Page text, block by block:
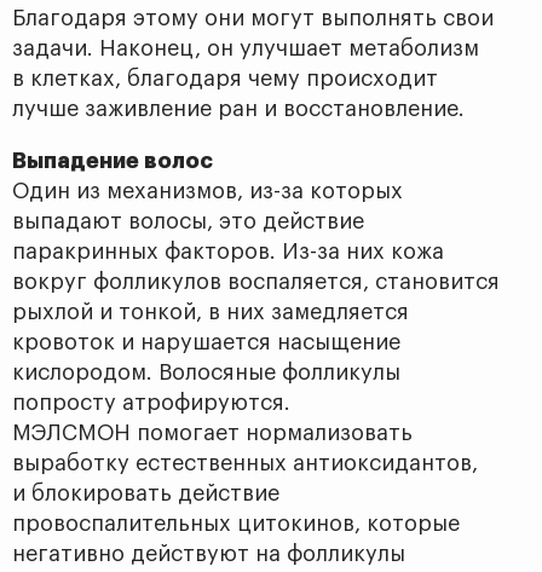
Благодаря этому они могут выполнять свои
задачи. Наконец, он улучшает метаболизм
в клетках, благодаря чему происходит
лучше заживление ран и восстановление.
Выпадение волос
Один из механизмов, из-за которых
выпадают волосы, это действие
паракринных факторов. Из-за них кожа
вокруг фолликулов воспаляется, становится
рыхлой и тонкой, в них замедляется
кровоток и нарушается насыщение
кислородом. Волосяные фолликулы
попросту атрофируются.
МЭЛСМОН помогает нормализовать
выработку естественных антиоксидантов,
и блокировать действие
провоспалительных цитокинов, которые
негативно действуют на фолликулы